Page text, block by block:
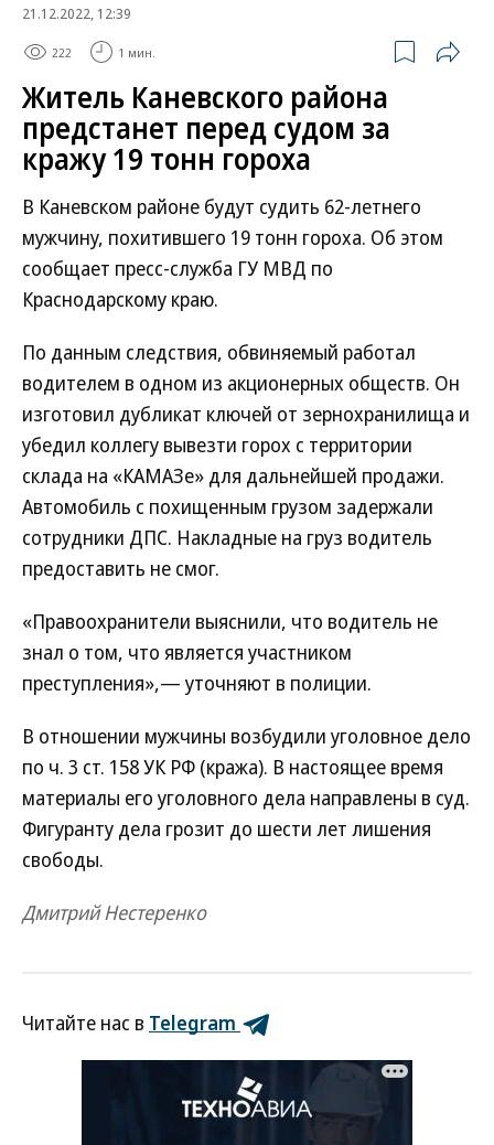
21.12.2022, 12:39
222 1 мин.
Житель Каневского района
предстанет перед судом за
кражу 19 тонн гороха
В Каневском районе будут судить 62-летнего
мужчину, похитившего 19 тонн гороха. Об этом
сообщает пресс-служба ГУ МВД по
Краснодарскому краю.
По данным следствия, обвиняемый работал
водителем в одном из акционерных обществ. Он
изготовил дубликат ключей от зернохранилища и
убедил коллегу вывезти горох с территории
склада на «КАМАЗе» для дальнейшей продажи.
Автомобиль с похищенным грузом задержали
сотрудники ДПС. Накладные на груз водитель
предоставить не смог.
«Правоохранители выяснили, что водитель не
знал о том, что является участником
преступления»,— уточняют в полиции.
В отношении мужчины возбудили уголовное дело
по ч. 3 ст. 158 УК РФ (кража). В настоящее время
материалы его уголовного дела направлены в суд.
Фигуранту дела грозит до шести лет лишения
свободы.
Дмитрий Нестеренко
Читайте нас в Telegram